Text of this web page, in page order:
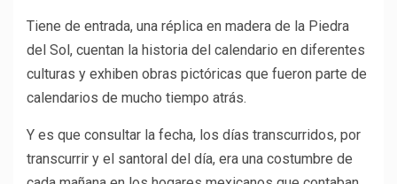
Tiene de entrada, una réplica en madera de la Piedra
del Sol, cuentan la historia del calendario en diferentes
culturas y exhiben obras pictóricas que fueron parte de
calendarios de mucho tiempo atrás.
Y es que consultar la fecha, los días transcurridos, por
transcurrir y el santoral del día, era una costumbre de